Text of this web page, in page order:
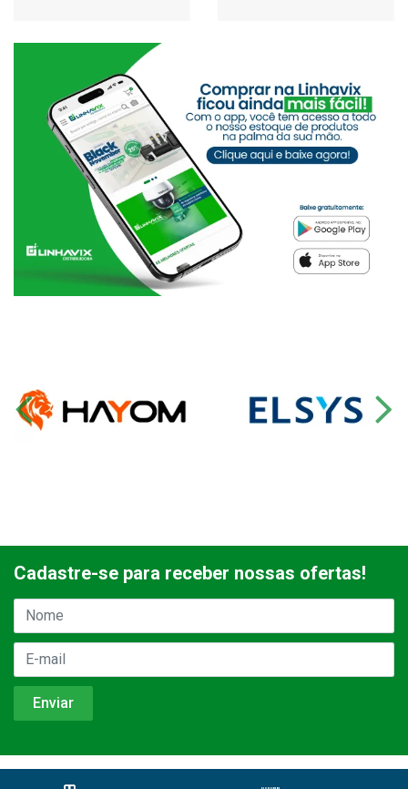
Cadastre-se para receber nossas ofertas!